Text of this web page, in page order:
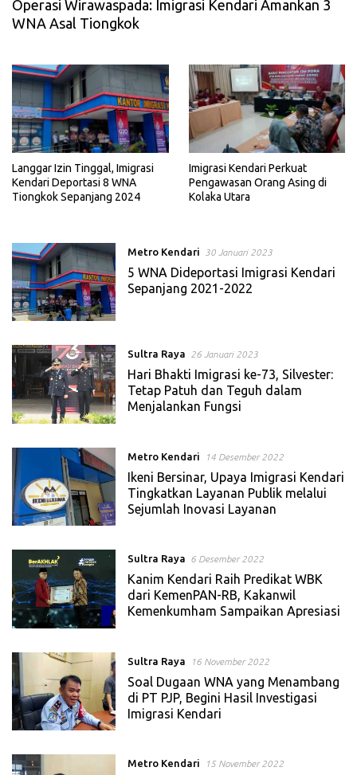
Operasi Wirawaspada: Imigrasi Kendari Amankan 3
WNA Asal Tiongkok
Langgar Izin Tinggal, Imigrasi
Kendari Deportasi 8 WNA
Tiongkok Sepanjang 2024
Imigrasi Kendari Perkuat
Pengawasan Orang Asing di
Kolaka Utara
Metro Kendari 30 Januari 2023
5 WNA Dideportasi Imigrasi Kendari
Sepanjang 2021-2022
Sultra Raya 26 Januari 2023
Hari Bhakti Imigrasi ke-73, Silvester:
Tetap Patuh dan Teguh dalam
Menjalankan Fungsi
Metro Kendari 14 Desember 2022
Ikeni Bersinar, Upaya Imigrasi Kendari
Tingkatkan Layanan Publik melalui
Sejumlah Inovasi Layanan
Sultra Raya 6 Desember 2022
Kanim Kendari Raih Predikat WBK
dari KemenPAN-RB, Kakanwil
Kemenkumham Sampaikan Apresiasi
Sultra Raya 16 November 2022
Soal Dugaan WNA yang Menambang
di PT PJP, Begini Hasil Investigasi
Imigrasi Kendari
Metro Kendari 15 November 2022